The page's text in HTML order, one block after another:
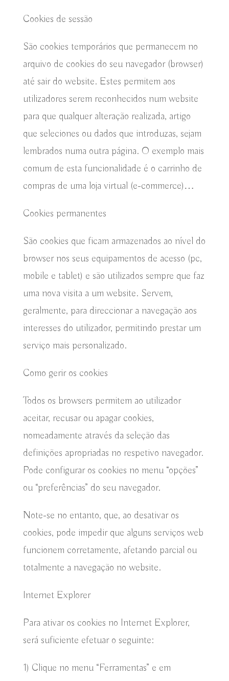
Cookies de sessão
São cookies temporários que permanecem no
arquivo de cookies do seu navegador (browser)
até sair do website. Estes permitem aos
utilizadores serem reconhecidos num website
para que qualquer alteração realizada, artigo
que seleciones ou dados que introduzas, sejam
lembrados numa outra página. O exemplo mais
comum de esta funcionalidade é o carrinho de
compras de uma loja virtual (e-commerce)…
Cookies permanentes
São cookies que ficam armazenados ao nível do
browser nos seus equipamentos de acesso (pc,
mobile e tablet) e são utilizados sempre que faz
uma nova visita a um website. Servem,
geralmente, para direccionar a navegação aos
interesses do utilizador, permitindo prestar um
serviço mais personalizado.
Como gerir os cookies
Todos os browsers permitem ao utilizador
aceitar, recusar ou apagar cookies,
nomeadamente através da seleção das
definições apropriadas no respetivo navegador.
Pode configurar os cookies no menu “opções”
ou “preferências” do seu navegador.
Note-se no entanto, que, ao desativar os
cookies, pode impedir que alguns serviços web
funcionem corretamente, afetando parcial ou
totalmente a navegação no website.
Internet Explorer
Para ativar os cookies no Internet Explorer,
será suficiente efetuar o seguinte:
1) Clique no menu “Ferramentas” e em